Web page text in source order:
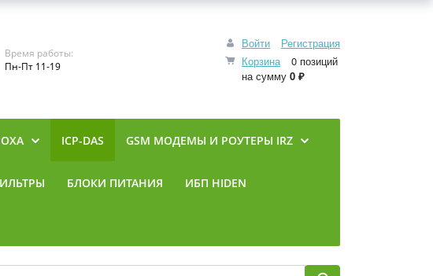
Войти
Регистрация
Корзина
0 позиций
на сумму 0 ₽
Время работы:
Пн-Пт 11-19
ICP-DAS GSM МОДЕМЫ И РОУТЕРЫ IRZ
БЛОКИ ПИТАНИЯ ИБП HIDEN